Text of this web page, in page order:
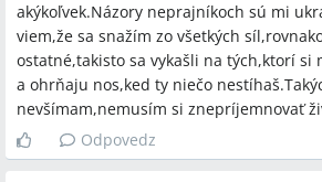
akýkoľvek.Názory neprajníkoch sú mi
viem,že sa snažím zo všetkých
ostatné,takisto sa vykašli na tých,ktorí si
a ohrňaju nos,ked ty niečo
nevšímam,nemusím si znepríjemnovať
Odpovedz